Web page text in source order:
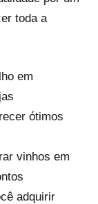
toda a
em
ótimos
vinhos em
adquirir